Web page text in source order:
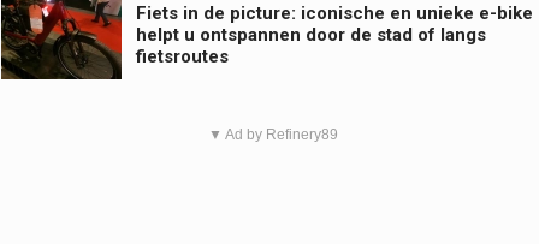
Fiets in de picture: iconische en unieke e-bike
helpt u ontspannen door de stad of langs
fietsroutes
▼ Ad by Refinery89